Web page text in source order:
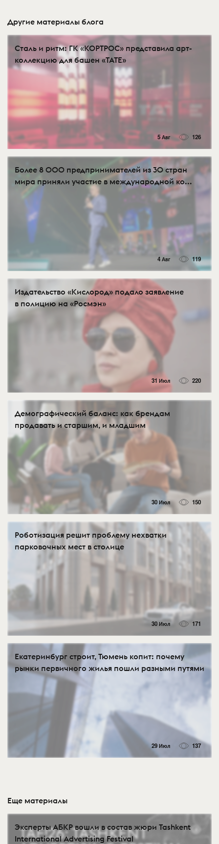
Другие материалы блога
Сталь и ритм: ГК «КОРТРОС» представила арт-
коллекцию для башен «TATE»
5 Авг 126
Более 8 000 предпринимателей из 30 стран
мира приняли участие в международной ко...
4 Авг 119
Издательство «Кислород» подало заявление
в полицию на «Росмэн»
31 Июл 220
Демографический баланс: как брендам
продавать и старшим, и младшим
30 Июл 150
Роботизация решит проблему нехватки
парковочных мест в столице
30 Июл 171
Екатеринбург строит, Тюмень копит: почему
рынки первичного жилья пошли разными путями
29 Июл 137
Еще материалы
Эксперты АБКР вошли в состав жюри Tashkent
International Advertising Festival